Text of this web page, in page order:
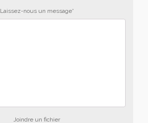
Laissez-nous un message*
Joindre un fichier